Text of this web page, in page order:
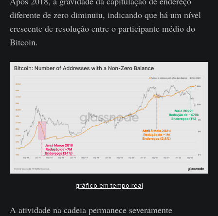
diferente de zero diminuiu, indicando que há um nível
crescente de resolução entre o participante médio do
Bitcoin.
gráfico em tempo real
A atividade na cadeia permanece severamente